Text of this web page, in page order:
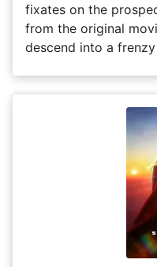
fixates on the
from the original
descend into a